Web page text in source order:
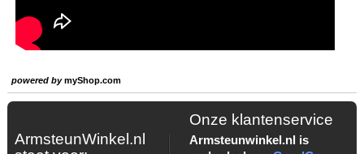
powered bymyShop.com
ArmsteunWinkel.nl
Onze klantenservice
Armsteunwinkel.nl is